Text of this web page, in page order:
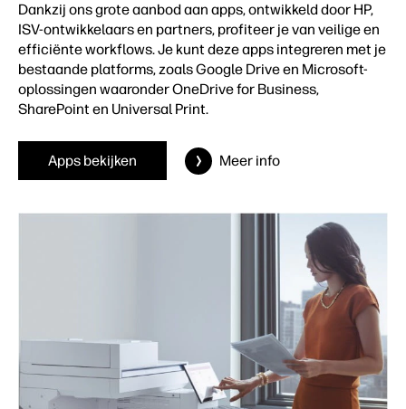
Dankzij ons grote aanbod aan apps, ontwikkeld door HP,
ISV-ontwikkelaars en partners, profiteer je van veilige en
efficiënte workflows. Je kunt deze apps integreren met je
bestaande platforms, zoals Google Drive en Microsoft-
oplossingen waaronder OneDrive for Business,
SharePoint en Universal Print.
Apps bekijken Meer info